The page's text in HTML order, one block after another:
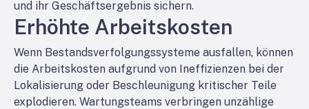
und ihr Geschäftsergebnis sichern.
Erhöhte Arbeitskosten
Wenn Bestandsverfolgungssysteme ausfallen, können
die Arbeitskosten aufgrund von Ineffizienzen bei der
Lokalisierung oder Beschleunigung kritischer Teile
explodieren. Wartungsteams verbringen unzählige